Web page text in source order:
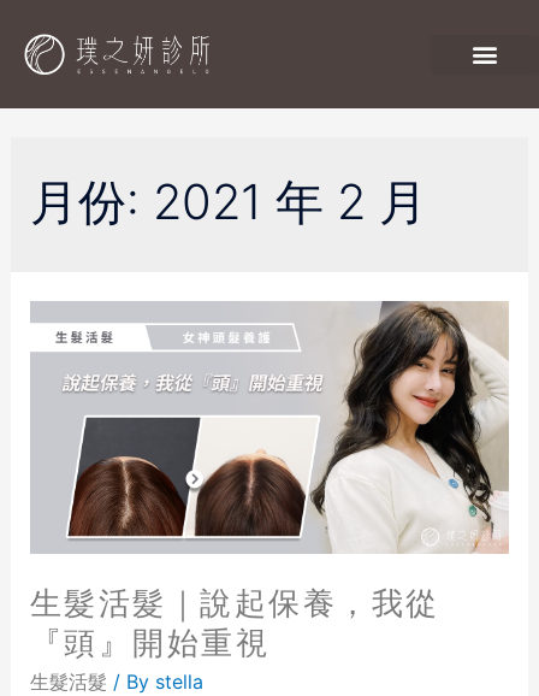
月份: 2021 年 2 月
生髮活髮｜說起保養，我從
『頭』開始重視
生髮活髮 / By stella